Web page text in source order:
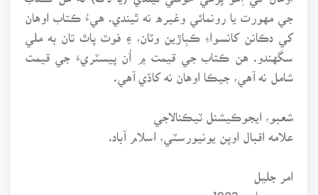
جي مهورت يا رونمائي وغيره نه ٿيندي. هيءُ ڪتاب اوهان
کي دڪانن کانسواءِ ڪٻاڙين وٽان، ۽ فوٽ پاٿ تان به ملي
سگهندو. هن ڪتاب جي قيمت ۾ اُن پيسٽريءَ جي قيمت
شامل نه آهي، جيڪا اوهان نه کاڌي آهي.
شعبو، ايجوڪيشنل ٽيڪنالاجي
علامه اقبال اوپن يونيورسٽي، اسلام آباد.
امر جليل
پهرين مارچ 1983ع